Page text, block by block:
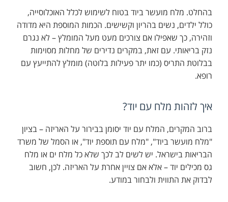
בהחלט. מלח מועשר ביוד בטוח לשימוש לכלל האוכלוסייה,
כולל ילדים, נשים בהריון וקשישים. הכמות המוספת היא מדודה
וזהירה, כך שאפילו אם צורכים מעט מעל המומלץ – לא נגרם
נזק בריאותי. עם זאת, במקרים נדירים של מחלות מסוימות
בבלוטת התריס (כמו יתר פעילות בלוטה) מומלץ להתייעץ עם
רופא.
איך לזהות מלח עם יוד?
ברוב המקרים, המלח עם יוד יסומן בבירור על האריזה – בציון
"מלח מועשר ביוד", "מלח עם תוספת יוד", או הסמל של משרד
הבריאות בישראל. יש לשים לב לכך שלא כל מלח ים או מלח
גס מכילים יוד – אלא אם צויין אחרת על האריזה. לכן, חשוב
לבדוק את התווית ולבחור במודע.